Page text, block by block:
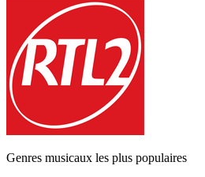
Genres musicaux les plus populaires